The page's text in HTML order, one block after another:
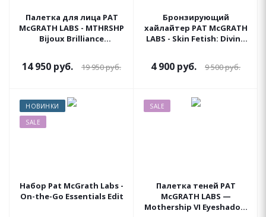
Палетка для лица PAT
McGRATH LABS - MTHRSHP
Bijoux Brilliance
14 950 руб. 19 950руб.
Бронзирующий
хайлайтер PAT McGRATH
LABS - Skin Fetish: Divine
4 900 руб. 9 500руб.
НОВИНКИ
SALE
Набор Pat McGrath Labs -
On-the-Go Essentials Edit
SALE
Палетка теней PAT
McGRATH LABS —
Mothership VI Eyeshadow